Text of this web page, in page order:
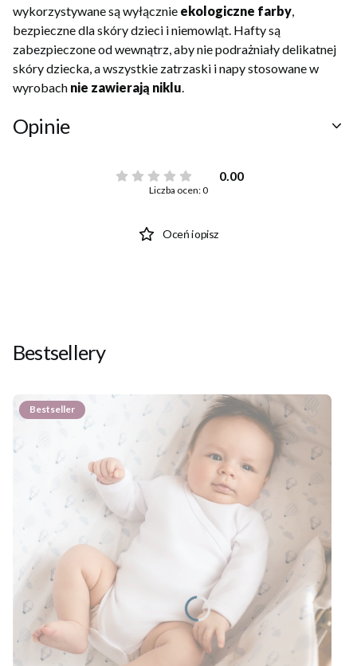
wykorzystywane są wyłącznie ekologiczne farby
bezpieczne dla skóry dzieci i niemowląt. Hafty są
zabezpieczone od wewnątrz, aby nie podrażniały delikatnej
skóry dziecka, a wszystkie zatrzaski i napy stosowane w
wyrobach nie zawierają niklu
Opinie
0.00
Liczba ocen: 0
Oceń i opisz
Bestsellery
Bestseller